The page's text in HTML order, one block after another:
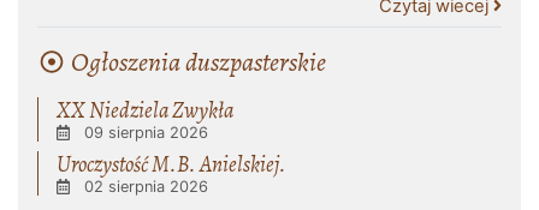
Czytaj wiecej
Ogłoszenia duszpasterskie
XX Niedziela Zwykła
09 sierpnia 2026
Uroczystość M.B. Anielskiej.
02 sierpnia 2026